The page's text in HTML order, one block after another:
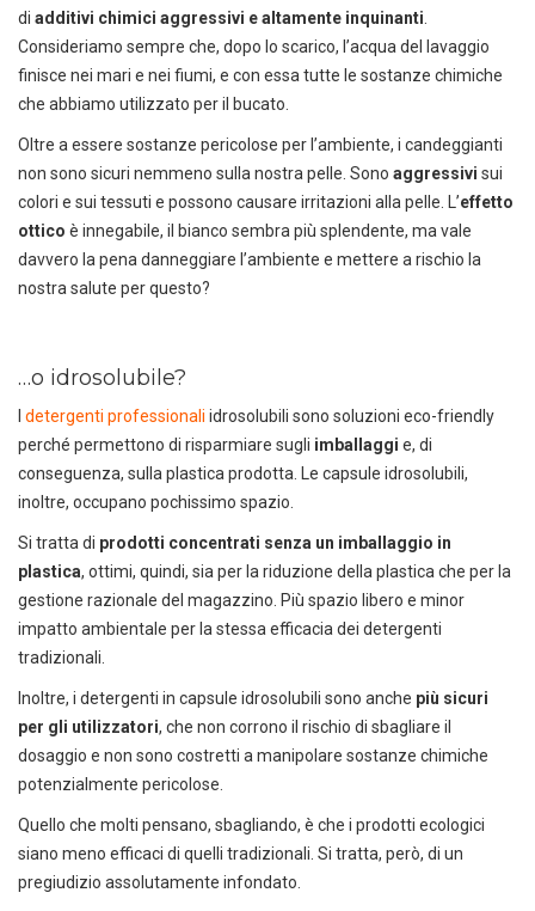
di additivi chimici aggressivi e altamente inquinanti
Consideriamo sempre che, dopo lo scarico, l’acqua del lavaggio
finisce nei mari e nei fiumi, e con essa tutte le sostanze chimiche
che abbiamo utilizzato per il bucato.
Oltre a essere sostanze pericolose per l’ambiente, i candeggianti
non sono sicuri nemmeno sulla nostra pelle. Sono aggressivi sui
colori e sui tessuti e possono causare irritazioni alla pelle. L’effetto
ottico è innegabile, il bianco sembra più splendente, ma vale
davvero la pena danneggiare l’ambiente e mettere a rischio la
nostra salute per questo?
…o idrosolubile?
I detergenti professionali idrosolubili sono soluzioni eco-friendly
perché permettono di risparmiare sugli imballaggi e, di
conseguenza, sulla plastica prodotta. Le capsule idrosolubili,
inoltre, occupano pochissimo spazio.
Si tratta di prodotti concentrati senza un imballaggio in
plastica, ottimi, quindi, sia per la riduzione della plastica che per la
gestione razionale del magazzino. Più spazio libero e minor
impatto ambientale per la stessa efficacia dei detergenti
tradizionali.
Inoltre, i detergenti in capsule idrosolubili sono anche più sicuri
per gli utilizzatori, che non corrono il rischio di sbagliare il
dosaggio e non sono costretti a manipolare sostanze chimiche
potenzialmente pericolose.
Quello che molti pensano, sbagliando, è che i prodotti ecologici
siano meno efficaci di quelli tradizionali. Si tratta, però, di un
pregiudizio assolutamente infondato.